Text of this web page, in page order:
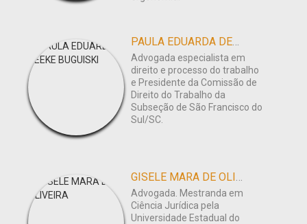
PAULA EDUARDA DEEKE BUGUISKI
Advogada especialista em
direito e processo do trabalho
e Presidente da Comissão de
Direito do Trabalho da
Subseção de São Francisco do
Sul/SC.
GISELE MARA DE OLIVEIRA
Advogada. Mestranda em
Ciência Jurídica pela
Universidade Estadual do